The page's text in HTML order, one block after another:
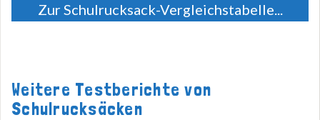
Zur Schulrucksack-Vergleichstabelle...
Weitere Testberichte von
Schulrucksäcken